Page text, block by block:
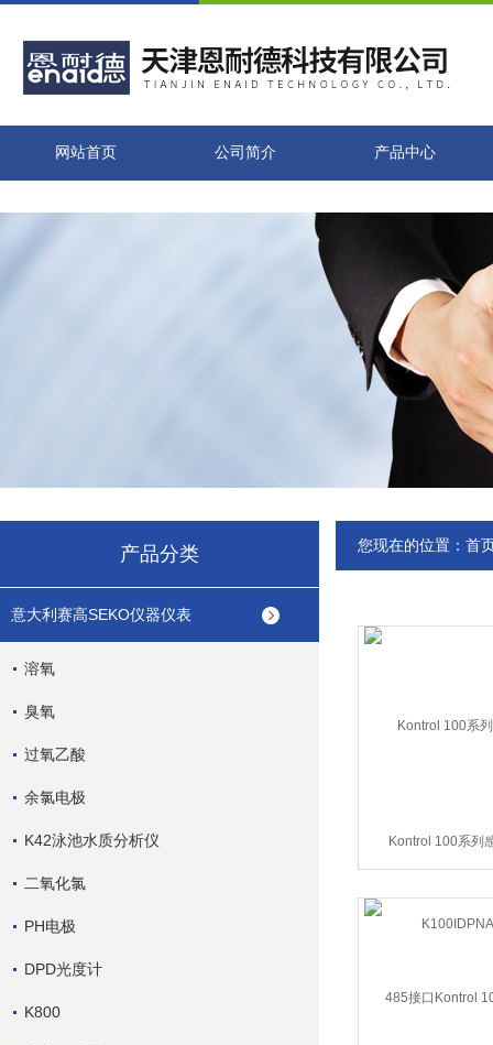
网站首页 公司简介 产品中心
产品分类
意大利赛高SEKO仪器仪表
溶氧
臭氧
过氧乙酸
余氯电极
K42泳池水质分析仪
二氧化氯
PH电极
DPD光度计
K800
您现在的位置： 首
Kontrol 100系列